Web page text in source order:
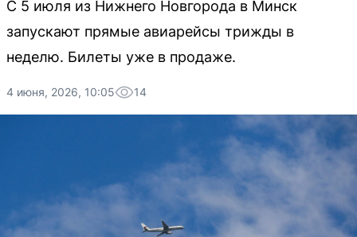
С 5 июля из Нижнего Новгорода в Минск
запускают прямые авиарейсы трижды в
неделю. Билеты уже в продаже.
4 июня, 2026, 10:05 14